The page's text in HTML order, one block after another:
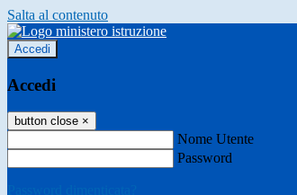
Salta al contenuto
Accedi
Accedi
button close ×
Nome Utente
Password